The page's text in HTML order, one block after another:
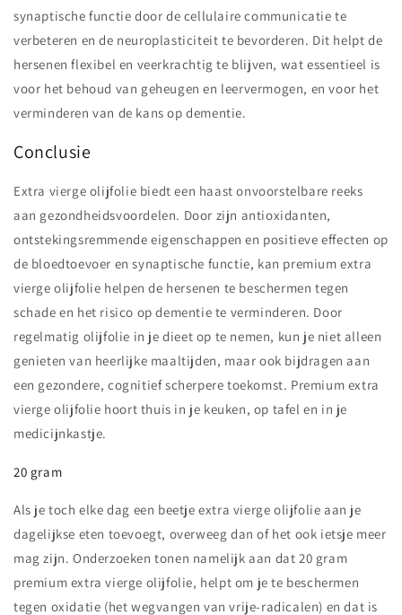
synaptische functie door de cellulaire communicatie te
verbeteren en de neuroplasticiteit te bevorderen. Dit helpt de
hersenen flexibel en veerkrachtig te blijven, wat essentieel is
voor het behoud van geheugen en leervermogen, en voor het
verminderen van de kans op dementie.
Conclusie
Extra vierge olijfolie biedt een haast onvoorstelbare reeks
aan gezondheidsvoordelen. Door zijn antioxidanten,
ontstekingsremmende eigenschappen en positieve effecten op
de bloedtoevoer en synaptische functie, kan premium extra
vierge olijfolie helpen de hersenen te beschermen tegen
schade en het risico op dementie te verminderen. Door
regelmatig olijfolie in je dieet op te nemen, kun je niet alleen
genieten van heerlijke maaltijden, maar ook bijdragen aan
een gezondere, cognitief scherpere toekomst. Premium extra
vierge olijfolie hoort thuis in je keuken, op tafel en in je
medicijnkastje.
20 gram
Als je toch elke dag een beetje extra vierge olijfolie aan je
dagelijkse eten toevoegt, overweeg dan of het ook ietsje meer
mag zijn. Onderzoeken tonen namelijk aan dat 20 gram
premium extra vierge olijfolie, helpt om je te beschermen
tegen oxidatie (het wegvangen van vrije-radicalen) en dat is